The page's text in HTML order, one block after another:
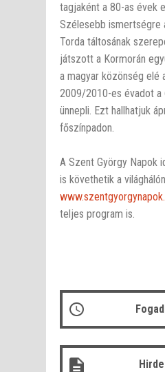
tagjaként a 80-as évek
Szélesebb ismertségre
Torda táltosának
játszott a Kormorán
a magyar közönség elé
2009/2010-es évadot a
ünnepli. Ezt hallhatjuk
főszínpadon.
A Szent György Napok
is követhetik a
teljes program is.